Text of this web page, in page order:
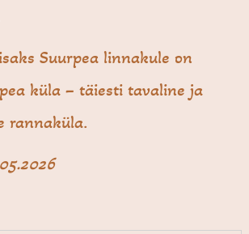
Suurpea linnakule on
küla – täiesti tavaline ja
rannaküla.